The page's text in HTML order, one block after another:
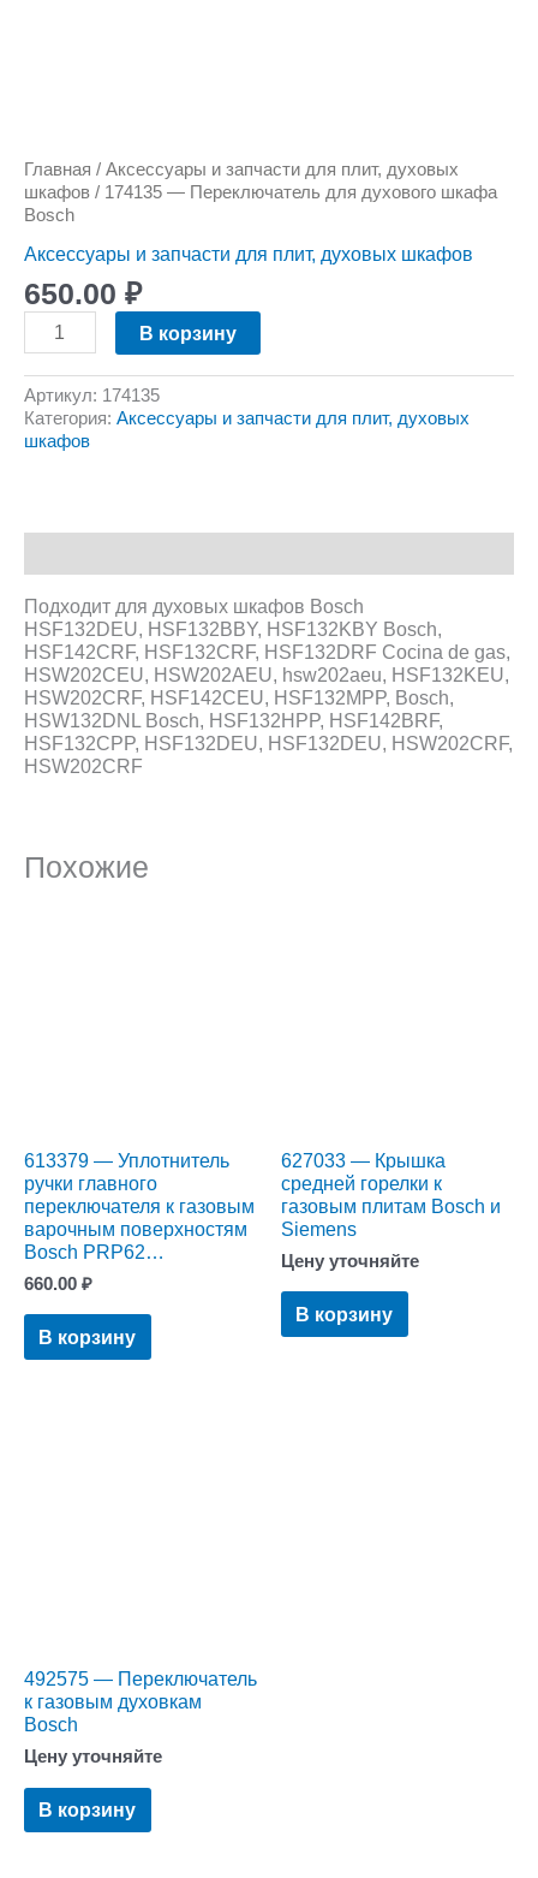
Главная / Аксессуары и запчасти для плит, духовых
шкафов / 174135 — Переключатель для духового шкафа
Bosch
Аксессуары и запчасти для плит, духовых шкафов
650.00 ₽
В корзину
Артикул: 174135
Категория: Аксессуары и запчасти для плит, духовых
шкафов
Подходит для духовых шкафов Bosch
HSF132DEU, HSF132BBY, HSF132KBY Bosch,
HSF142CRF, HSF132CRF, HSF132DRF Cocina de gas,
HSW202CEU, HSW202AEU, hsw202aeu, HSF132KEU,
HSW202CRF, HSF142CEU, HSF132MPP, Bosch,
HSW132DNL Bosch, HSF132HPP, HSF142BRF,
HSF132CPP, HSF132DEU, HSF132DEU, HSW202CRF,
HSW202CRF
Похожие
613379 — Уплотнитель
ручки главного
переключателя к газовым
варочным поверхностям
Bosch PRP62…
660.00 ₽
В корзину
627033 — Крышка
средней горелки к
газовым плитам Bosch и
Siemens
Цену уточняйте
В корзину
492575 — Переключатель
к газовым духовкам
Bosch
Цену уточняйте
В корзину